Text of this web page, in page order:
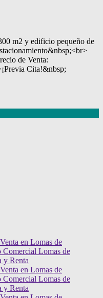
m2 y edificio pequeño de
de Venta:
Cita!&nbsp;